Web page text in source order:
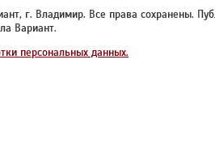
г. Владимир. Все права сохранены.
Вариант.
персональных данных.